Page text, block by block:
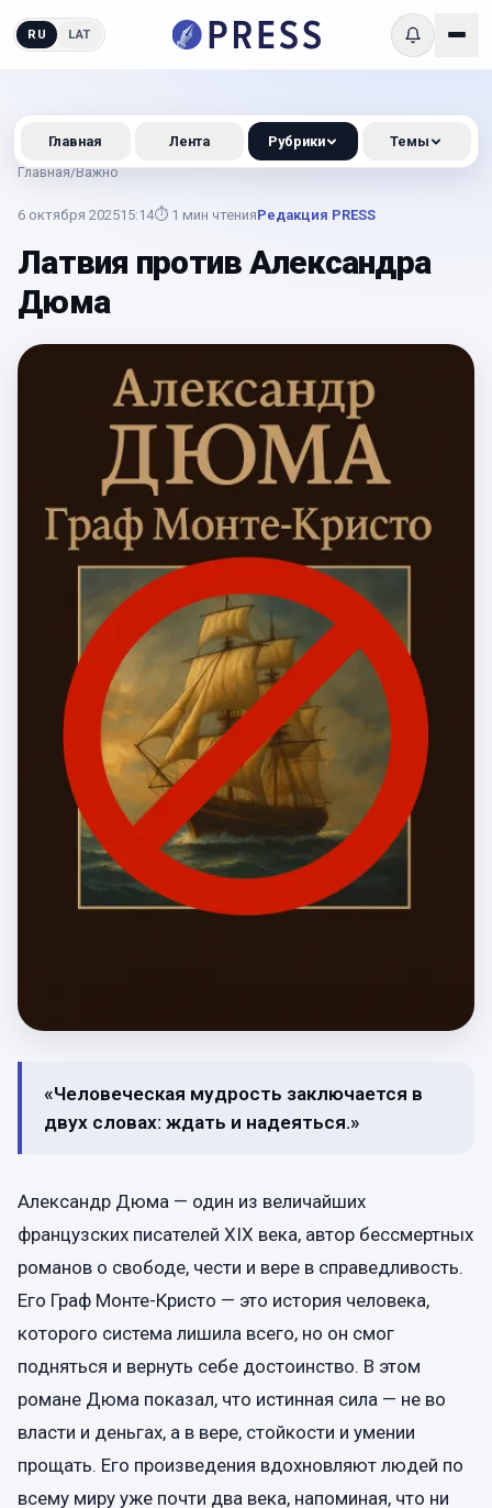
RU LAT
Главная/Важно
6 октября 202515:14⏱ 1 мин чтенияРедакция PRESS
Латвия против Александра
Дюма
«Человеческая мудрость заключается в
двух словах: ждать и надеяться.»
Александр Дюма — один из величайших
французских писателей XIX века, автор бессмертных
романов о свободе, чести и вере в справедливость.
Его Граф Монте-Кристо — это история человека,
которого система лишила всего, но он смог
подняться и вернуть себе достоинство. В этом
романе Дюма показал, что истинная сила — не во
власти и деньгах, а в вере, стойкости и умении
прощать. Его произведения вдохновляют людей по
всему миру уже почти два века, напоминая, что ни
Главная Лента Рубрики Темы